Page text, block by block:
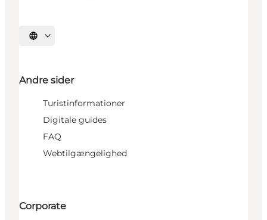
Vælg sprog
Andre sider
Turistinformationer
Digitale guides
FAQ
Webtilgængelighed
Corporate